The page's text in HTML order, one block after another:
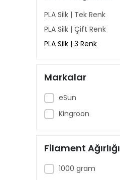
PLA Silk | Tek Renk
PLA Silk | Çift Renk
PLA Silk | 3 Renk
Markalar
eSun
Kingroon
Filament Ağırlığı
1000 gram